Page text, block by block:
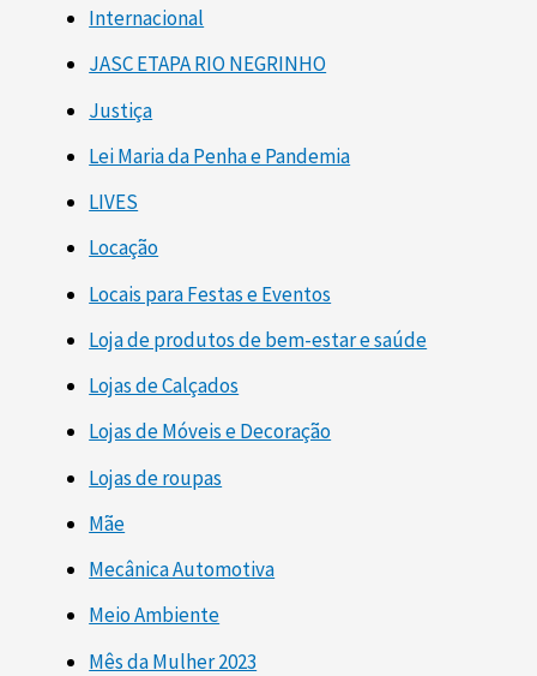
Internacional
JASC ETAPA RIO NEGRINHO
Justiça
Lei Maria da Penha e Pandemia
LIVES
Locação
Locais para Festas e Eventos
Loja de produtos de bem-estar e saúde
Lojas de Calçados
Lojas de Móveis e Decoração
Lojas de roupas
Mãe
Mecânica Automotiva
Meio Ambiente
Mês da Mulher 2023